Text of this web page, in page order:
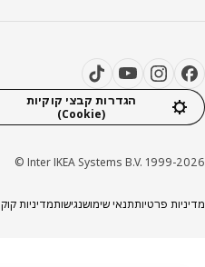
הגדרות קבצי קוקיות
Inter IKEA Systems B.V. 1999-
פרטיותתנאי שימושנגישותמדיניות קוקיות (Cookies)